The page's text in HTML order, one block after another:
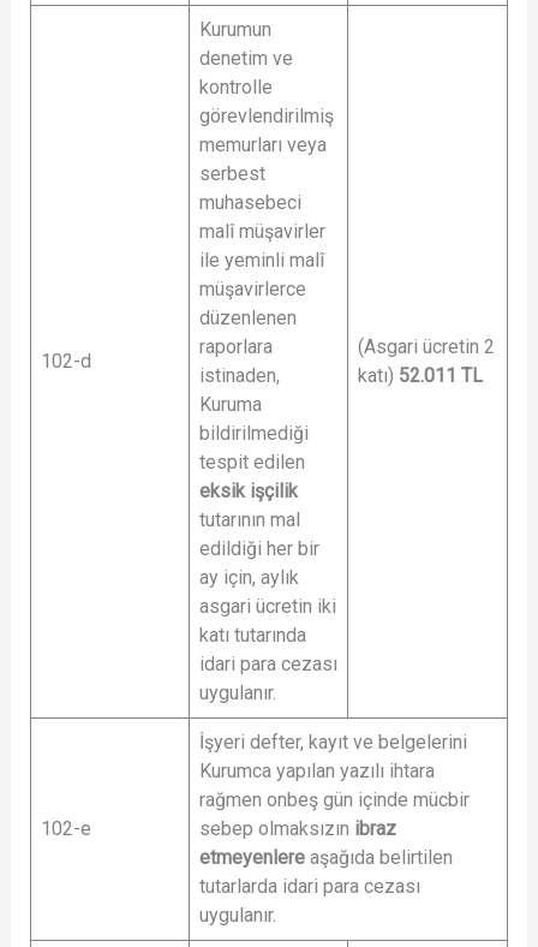
102-d
Kurumun
denetim ve
kontrolle
görevlendirilmiş
memurları veya
serbest
muhasebeci
malî müşavirler
ile yeminli malî
müşavirlerce
düzenlenen
raporlara
istinaden,
Kuruma
bildirilmediği
tespit edilen
eksik işçilik
tutarının mal
edildiği her bir
ay için, aylık
asgari ücretin iki
katı tutarında
idari para cezası
uygulanır.
(Asgari ücretin 2
katı) 52.011 TL
102-e
İşyeri defter, kayıt ve belgelerini
Kurumca yapılan yazılı ihtara
rağmen onbeş gün içinde mücbir
sebep olmaksızın ibraz
etmeyenlereaşağıda belirtilen
tutarlarda idari para cezası
uygulanır.